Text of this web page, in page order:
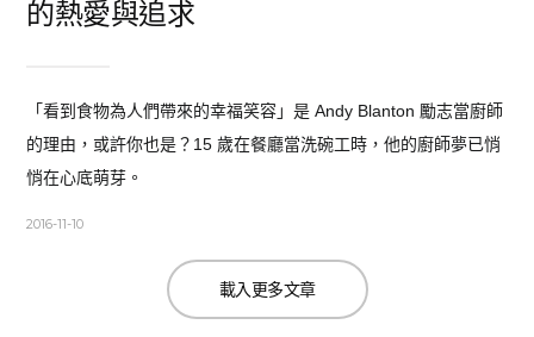
的熱愛與追求
「看到食物為人們帶來的幸福笑容」是 Andy Blanton 勵志當廚師
的理由，或許你也是？15 歲在餐廳當洗碗工時，他的廚師夢已悄
悄在心底萌芽。
2016-11-10
載入更多文章